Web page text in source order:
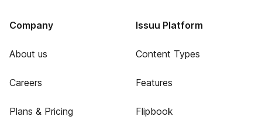
Company
About us
Careers
Plans & Pricing
Issuu Platform
Content Types
Features
Flipbook